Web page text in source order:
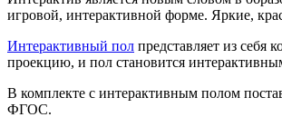
игровой, интерактивной форме. Яркие,
Интерактивный пол представляет из себя
проекцию, и пол становится
В комплекте с интерактивным полом
ФГОС.